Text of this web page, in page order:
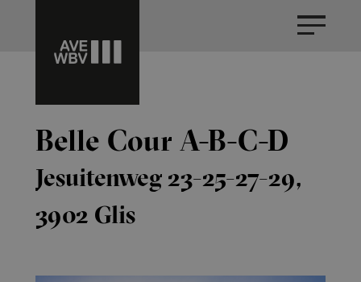
Belle Cour A-B-C-D
Jesuitenweg 23-25-27-29,
3902 Glis